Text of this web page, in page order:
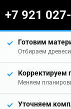
+7 921
Готовим
Отбираем
Корректируем
Меняем
Уточняем